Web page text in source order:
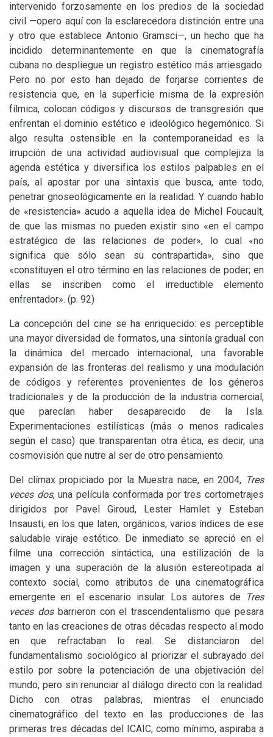
intervenido forzosamente en los predios de la sociedad
civil —opero aquí con la esclarecedora distinción entre una
y otro que establece Antonio Gramsci—, un hecho que ha
incidido determinantemente en que la cinematografía
cubana no despliegue un registro estético más arriesgado.
Pero no por esto han dejado de forjarse corrientes de
resistencia que, en la superficie misma de la expresión
fílmica, colocan códigos y discursos de transgresión que
enfrentan el dominio estético e ideológico hegemónico. Si
algo resulta ostensible en la contemporaneidad es la
irrupción de una actividad audiovisual que complejiza la
agenda estética y diversifica los estilos palpables en el
país, al apostar por una sintaxis que busca, ante todo,
penetrar gnoseológicamente en la realidad. Y cuando hablo
de «resistencia» acudo a aquella idea de Michel Foucault,
de que las mismas no pueden existir sino «en el campo
estratégico de las relaciones de poder», lo cual «no
significa que sólo sean su contrapartida», sino que
«constituyen el otro término en las relaciones de poder; en
ellas se inscriben como el irreductible elemento
enfrentador». (p. 92)
La concepción del cine se ha enriquecido: es perceptible
una mayor diversidad de formatos, una sintonía gradual con
la dinámica del mercado internacional, una favorable
expansión de las fronteras del realismo y una modulación
de códigos y referentes provenientes de los géneros
tradicionales y de la producción de la industria comercial,
que parecían haber desaparecido de la Isla.
Experimentaciones estilísticas (más o menos radicales
según el caso) que transparentan otra ética, es decir, una
cosmovisión que nutre al ser de otro pensamiento.
Del clímax propiciado por la Muestra nace, en 2004, Tres
veces dos, una película conformada por tres cortometrajes
dirigidos por Pavel Giroud, Lester Hamlet y Esteban
Insausti, en los que laten, orgánicos, varios índices de ese
saludable viraje estético. De inmediato se apreció en el
filme una corrección sintáctica, una estilización de la
imagen y una superación de la alusión estereotipada al
contexto social, como atributos de una cinematográfica
emergente en el escenario insular. Los autores de
Tres
veces dosbarrieron con el trascendentalismo que pesara
tanto en las creaciones de otras décadas respecto al modo
en que refractaban lo real. Se distanciaron del
fundamentalismo sociológico al priorizar el subrayado del
estilo por sobre la potenciación de una objetivación del
mundo, pero sin renunciar al diálogo directo con la realidad.
Dicho con otras palabras, mientras el enunciado
cinematográfico del texto en las producciones de las
primeras tres décadas del ICAIC, como mínimo, aspiraba a